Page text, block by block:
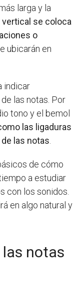
larga y la
vertical se coloca
o
ubicarán en
indicar
las notas. Por
tono y el bemol
las ligaduras
las notas
de cómo
a estudiar
con los sonidos.
en algo natural y
las notas